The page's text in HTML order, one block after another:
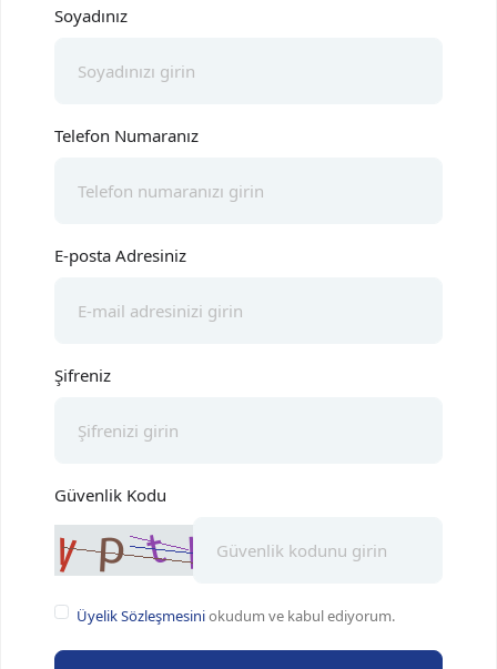
Soyadınız
Telefon Numaranız
E-posta Adresiniz
Şifreniz
Güvenlik Kodu
Üyelik Sözleşmesiniokudum ve kabul ediyorum.